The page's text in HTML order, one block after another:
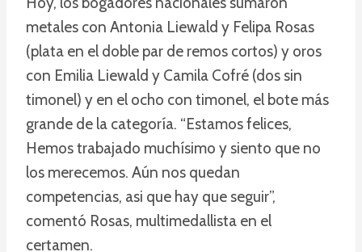
metales con Antonia Liewald y Felipa Rosas
(plata en el doble par de remos cortos) y oros
con Emilia Liewald y Camila Cofré (dos sin
timonel) y en el ocho con timonel, el bote más
grande de la categoría. “Estamos felices,
Hemos trabajado muchísimo y siento que no
los merecemos. Aún nos quedan
competencias, asi que hay que seguir”,
comentó Rosas, multimedallista en el
certamen.